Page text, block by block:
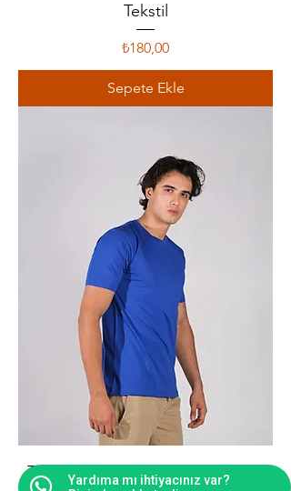
Tekstil
Fiyat
₺180,00
Sepete Ekle
Toptan Saks Mavisi Basic Tişört –
Yardıma mı ihtiyacınız var?